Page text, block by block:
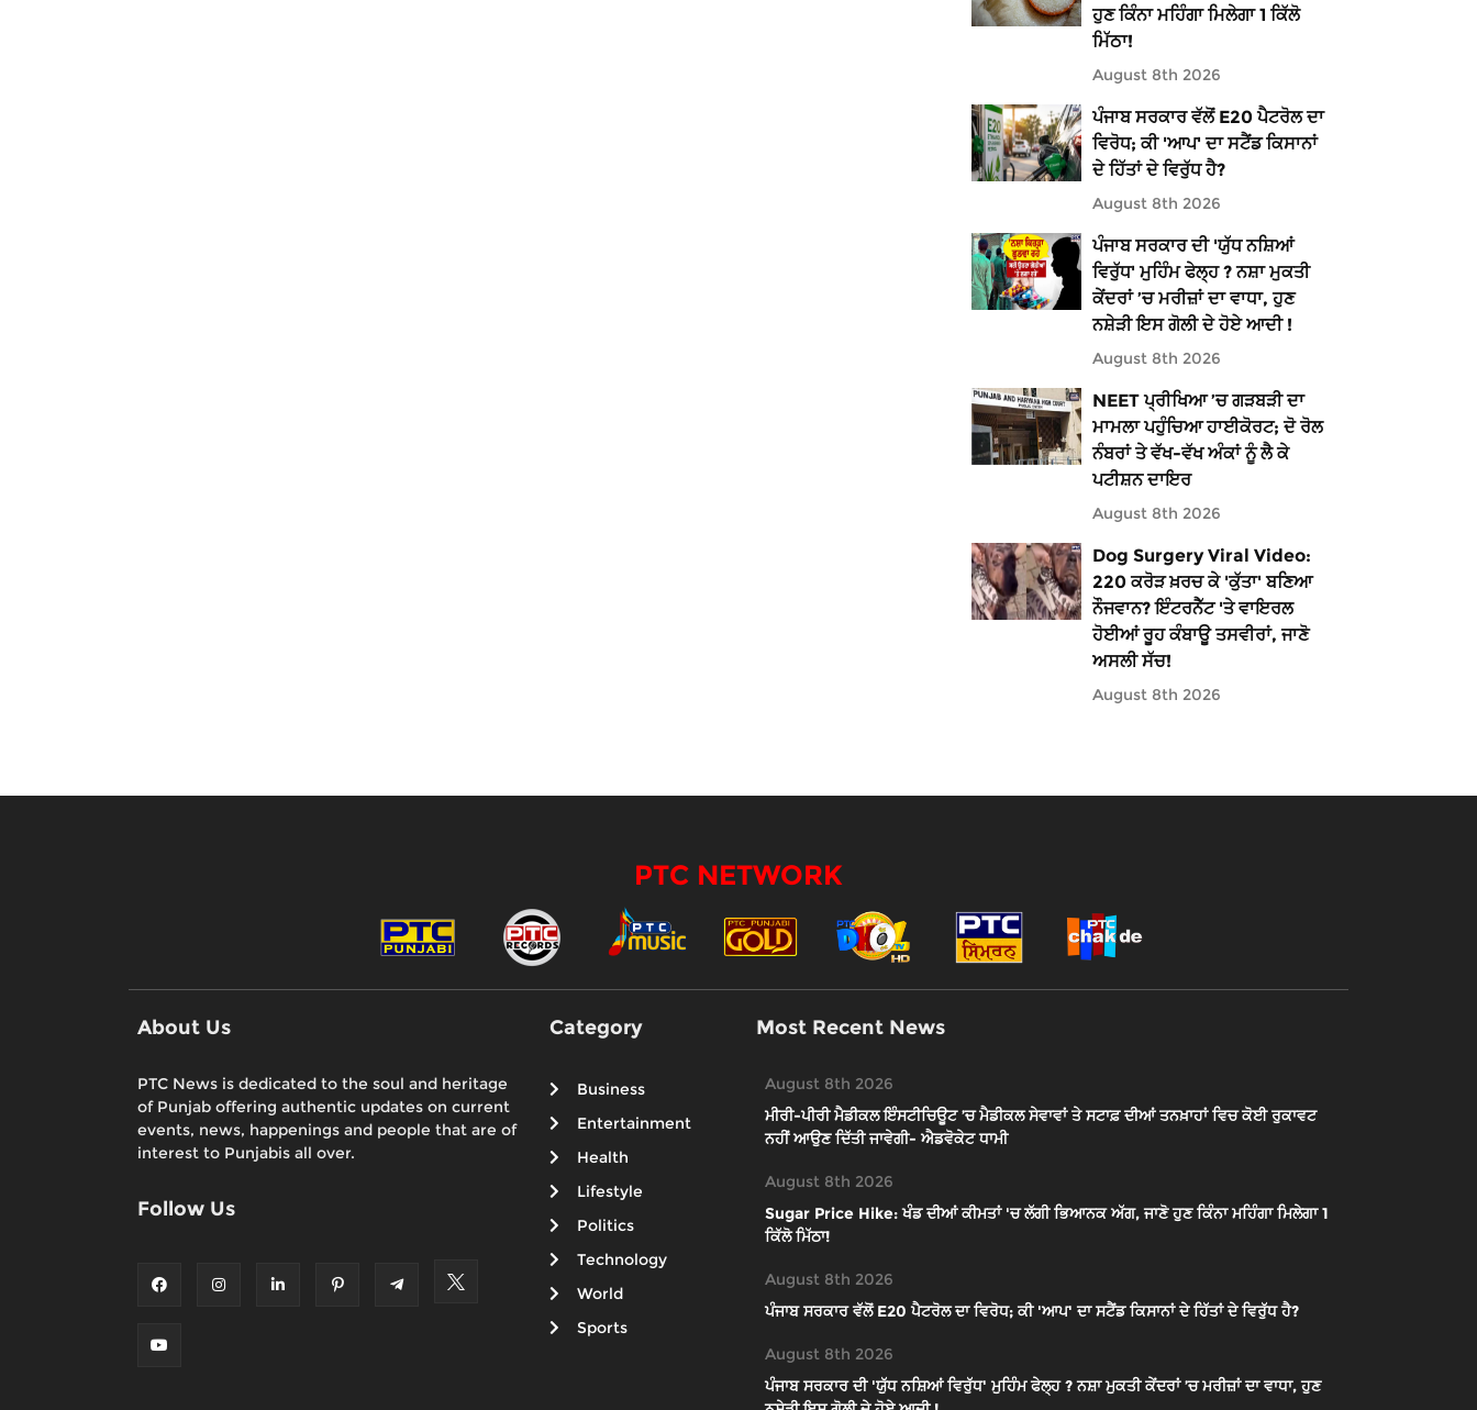
ਹੁਣ ਕਿੰਨਾ ਮਹਿੰਗਾ ਮਿਲੇਗਾ 1 ਕਿੱਲੋ
ਮਿੱਠਾ!
August 8th 2026
ਪੰਜਾਬ ਸਰਕਾਰ ਵੱਲੋਂ E20 ਪੈਟਰੋਲ ਦਾ
ਵਿਰੋਧ; ਕੀ 'ਆਪ' ਦਾ ਸਟੈਂਡ ਕਿਸਾਨਾਂ
ਦੇ ਹਿੱਤਾਂ ਦੇ ਵਿਰੁੱਧ ਹੈ?
August 8th 2026
ਪੰਜਾਬ ਸਰਕਾਰ ਦੀ 'ਯੁੱਧ ਨਸ਼ਿਆਂ
ਵਿਰੁੱਧ' ਮੁਹਿੰਮ ਫੇਲ੍ਹ ? ਨਸ਼ਾ ਮੁਕਤੀ
ਕੇਂਦਰਾਂ ’ਚ ਮਰੀਜ਼ਾਂ ਦਾ ਵਾਧਾ, ਹੁਣ
ਨਸ਼ੇੜੀ ਇਸ ਗੋਲੀ ਦੇ ਹੋਏ ਆਦੀ !
August 8th 2026
NEET ਪ੍ਰੀਖਿਆ ’ਚ ਗੜਬੜੀ ਦਾ
ਮਾਮਲਾ ਪਹੁੰਚਿਆ ਹਾਈਕੋਰਟ; ਦੋ ਰੋਲ
ਨੰਬਰਾਂ ਤੇ ਵੱਖ-ਵੱਖ ਅੰਕਾਂ ਨੂੰ ਲੈ ਕੇ
ਪਟੀਸ਼ਨ ਦਾਇਰ
August 8th 2026
Dog Surgery Viral Video:
220 ਕਰੋੜ ਖ਼ਰਚ ਕੇ 'ਕੁੱਤਾ' ਬਣਿਆ
ਨੌਜਵਾਨ? ਇੰਟਰਨੈੱਟ 'ਤੇ ਵਾਇਰਲ
ਹੋਈਆਂ ਰੂਹ ਕੰਬਾਊ ਤਸਵੀਰਾਂ, ਜਾਣੋ
ਅਸਲੀ ਸੱਚ!
August 8th 2026
PTC NETWORK
About Us
PTC News is dedicated to the soul and heritage
of Punjab offering authentic updates on current
events, news, happenings and people that are of
interest to Punjabis all over.
Follow Us
Category
Business
Entertainment
Health
Lifestyle
Politics
Technology
World
Sports
Most Recent News
August 8th 2026
ਮੀਰੀ-ਪੀਰੀ ਮੈਡੀਕਲ ਇੰਸਟੀਚਿਊਟ ’ਚ ਮੈਡੀਕਲ ਸੇਵਾਵਾਂ ਤੇ ਸਟਾਫ਼ ਦੀਆਂ ਤਨਖ਼ਾਹਾਂ ਵਿਚ ਕੋਈ ਰੁਕਾਵਟ
ਨਹੀਂ ਆਉਣ ਦਿੱਤੀ ਜਾਵੇਗੀ- ਐਡਵੋਕੇਟ ਧਾਮੀ
August 8th 2026
Sugar Price Hike: ਖੰਡ ਦੀਆਂ ਕੀਮਤਾਂ 'ਚ ਲੱਗੀ ਭਿਆਨਕ ਅੱਗ, ਜਾਣੋ ਹੁਣ ਕਿੰਨਾ ਮਹਿੰਗਾ ਮਿਲੇਗਾ 1
ਕਿੱਲੋ ਮਿੱਠਾ!
August 8th 2026
ਪੰਜਾਬ ਸਰਕਾਰ ਵੱਲੋਂ E20 ਪੈਟਰੋਲ ਦਾ ਵਿਰੋਧ; ਕੀ 'ਆਪ' ਦਾ ਸਟੈਂਡ ਕਿਸਾਨਾਂ ਦੇ ਹਿੱਤਾਂ ਦੇ ਵਿਰੁੱਧ ਹੈ?
August 8th 2026
ਪੰਜਾਬ ਸਰਕਾਰ ਦੀ 'ਯੁੱਧ ਨਸ਼ਿਆਂ ਵਿਰੁੱਧ' ਮੁਹਿੰਮ ਫੇਲ੍ਹ ? ਨਸ਼ਾ ਮੁਕਤੀ ਕੇਂਦਰਾਂ ’ਚ ਮਰੀਜ਼ਾਂ ਦਾ ਵਾਧਾ, ਹੁਣ